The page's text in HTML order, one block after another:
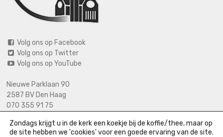
Volg ons op Facebook
Volg ons op Twitter
Volg ons op YouTube
Nieuwe Parklaan 90
2587 BV Den Haag
070 355 91 75
06 2125 2720 (bij calamiteiten)
info@nieuwebadkapel.nl
Zondags krijgt u in de kerk een koekje bij de koffie/thee, maar op
de site hebben we 'cookies' voor een goede ervaring van de site.